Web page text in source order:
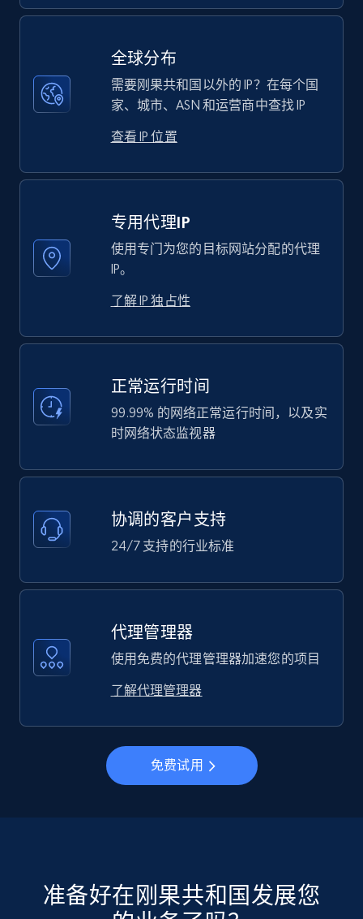
全球分布
需要刚果共和国以外的 IP？在每个国
家、城市、ASN 和运营商中查找 IP
查看 IP 位置
专用代理IP
使用专门为您的目标网站分配的代理
IP。
了解 IP 独占性
正常运行时间
99.99% 的网络正常运行时间，以及实
时网络状态监视器
协调的客户支持
24/7 支持的行业标准
代理管理器
使用免费的代理管理器加速您的项目
了解代理管理器
免费试用
准备好在刚果共和国发展您